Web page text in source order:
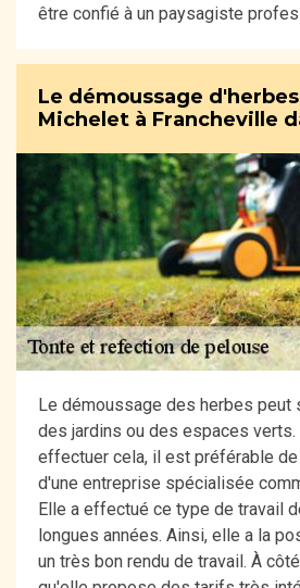
être confié à un paysagiste
Le démoussage
Michelet à Francheville
Le démoussage des herbes peut
des jardins ou des espaces verts.
effectuer cela, il est préférable
d'une entreprise spécialisée
Elle a effectué ce type de travail
longues années. Ainsi, elle a la
un très bon rendu de travail. À